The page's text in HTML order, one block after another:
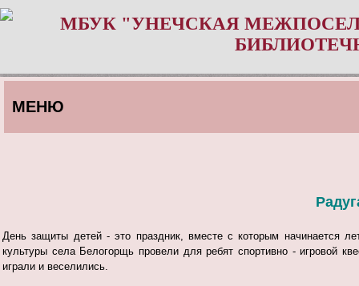
МБУК "УНЕЧСКАЯ
МЕНЮ
День защиты детей - это праздник, вместе с которым начинается
культуры села Белогорщь провели для ребят спортивно - игровой
играли и веселились.